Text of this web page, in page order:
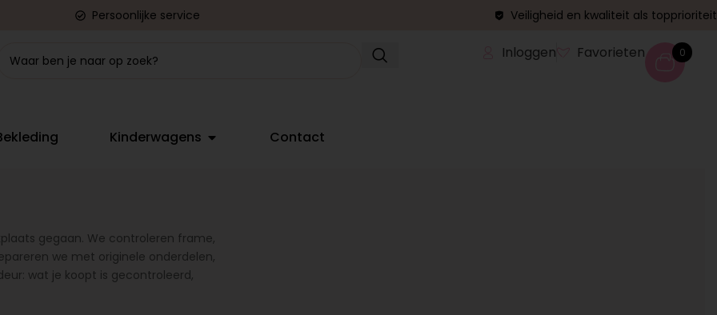
Persoonlijke service Veiligheid en kwaliteit als topprioriteit
Inloggen Favorieten 0
Kinderwagens Contact
gegaan. We controleren frame,
we met originele onderdelen,
wat je koopt is gecontroleerd,